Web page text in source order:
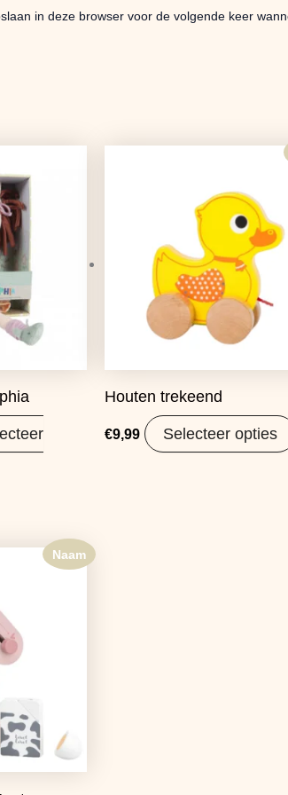
in deze browser voor de volgende keer
Houten trekeend
€9,99 Selecteer opties
Naam